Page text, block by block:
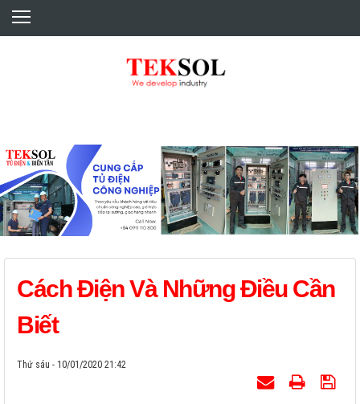
TRANG CHỦ
THƯ VIỆN CHO BẠN
Cách Điện Và Những Điều Cần
Biết
Thứ sáu - 10/01/2020 21:42